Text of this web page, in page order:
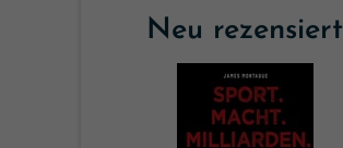
Neu rezensiert